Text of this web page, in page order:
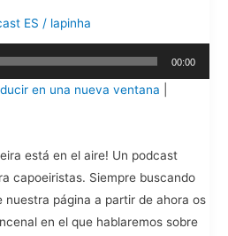
ES / lapinha
00:00
en una nueva ventana
está en el aire! Un podcast
capoeiristas. Siempre buscando
página a partir de ahora os
en el que hablaremos sobre